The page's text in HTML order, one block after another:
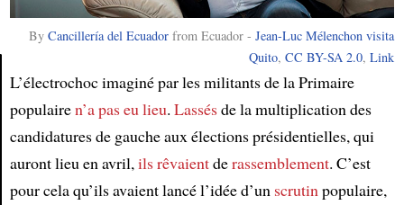
Article
ByCancillería del Ecuador from Ecuador -Jean-Luc Mélenchon visita
Quito,CC BY-SA 2.0,Link
L’électrochoc imaginé par les militants de la Primaire
populairen’a pas eu lieu. Lassésde la multiplication des
candidatures de gauche aux élections présidentielles, qui
auront lieu en avril,ils rêvaientderassemblement. C’est
pour cela qu’ils avaient lancé l’idée d’un scrutinpopulaire,